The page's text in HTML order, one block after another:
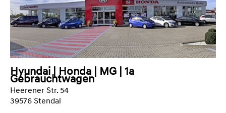
Hyundai | Honda | MG | 1a
Gebrauchtwagen
Heerener Str. 54
39576 Stendal